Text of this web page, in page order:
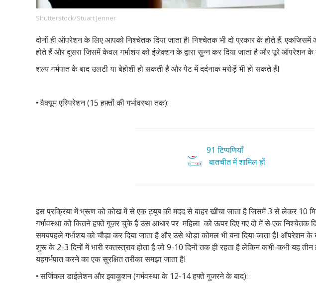
Footer
Company
हमारे सिद्धांत Just Poocho संपर्क करें
Shutterstock/Stuart Jenner
दोनों ही ऑपरेशन के लिए आपको निश्चेतक दिया जाता हैIनिश्चेतक भी दो प्रकार के होते हैं: एकजिसमें
होते हैं और दूसरा जिसमें केवल गर्भाशय को इंजेक्शन के द्वारा सुन्न कर दिया जाता है और पूरे ऑपरेशन
शल्य गर्भपात के बाद उलटी या बेहोशी हो सकती है और पेट में दर्दनाक मरोड़ें भी हो सकते हैंI
•वैक्यूम एस्पिरेशन (15हफ़्तों की गर्भावस्था तक):
91 टिप्पणियाँ
बातचीत में शामिल हों
इस प्रक्रिया में भ्रूण को कोख में से एक ट्यूब की मदद से बाहर खींचा जाता है जिसमें3से लेकर 10
गर्भावस्था को कितने हफ्ते गुज़र चुके हैं उस आधार पर महिला को ऊपर दिए गए दो में से एक निश्चेतक
समयपहले गर्भाशय को चौड़ा कर दिया जाता है और उसे थोड़ा कोमल भी बना दिया जाता हैI ऑपरेशन के
शुरू के2-3दिनों में भारी रक्तस्त्राव होता है जो9-10दिनों तक ही रहता है लेकिन कभी-कभी यह
यहगर्भपात करने का एक सुरक्षित तरीका समझा जाता हैI
•सर्जिकल डाईलेशन और इवाकुशन (गर्भवस्था के 12-14हफ्ते गुजरने के बाद):